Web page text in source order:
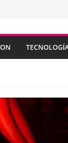
de su catálogo en